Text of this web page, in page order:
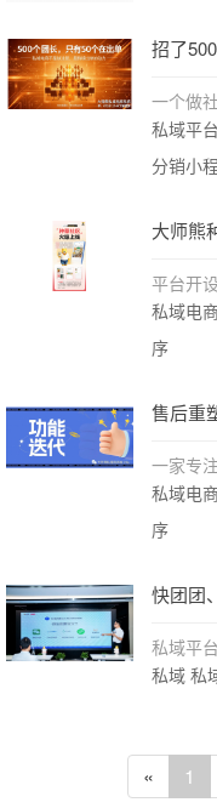
招了
一个做
册了
个。剩
是个例
私域平
分销小
大师熊
平台开
便捷易
键发布
素材上
私域电
序
售后重
一家专
为合作
台，合
原国际
私域电
序
快团团
私域平
分销小
私域 私
« 1